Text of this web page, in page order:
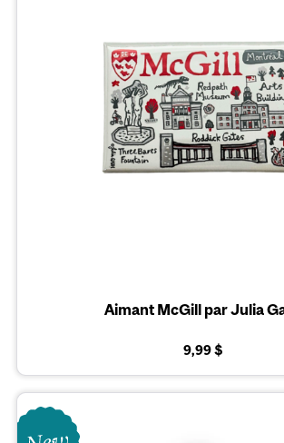
Aimant McGill par Julia
9,99 $